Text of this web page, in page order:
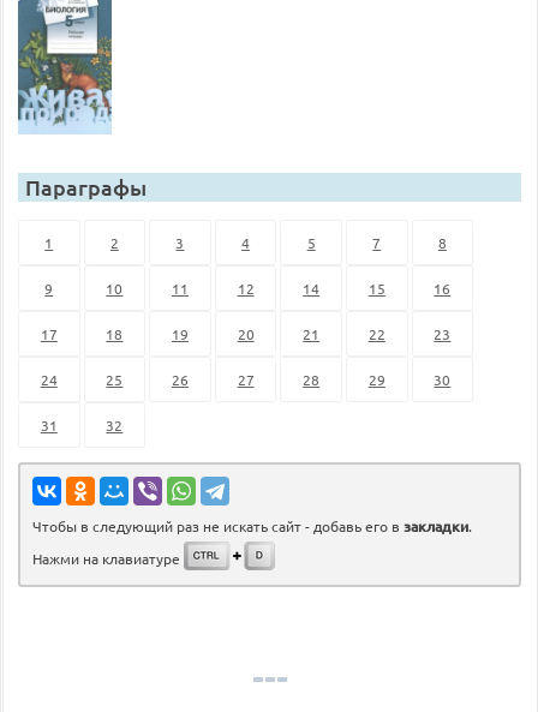
Параграфы
1 2 3 4 5 7 8
9 10 11 12 14 15 16
17 18 19 20 21 22 23
24 25 26 27 28 29 30
31 32
Чтобы в следующий раз не искать сайт - добавь его в закладки.
Нажми на клавиатуре